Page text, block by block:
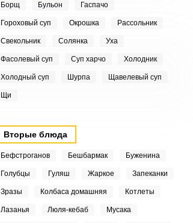
Борщ Бульон Гаспачо
Гороховый суп Окрошка Рассольник
Свекольник Солянка Уха
Фасолевый суп Суп харчо Холодник
Холодный суп Шурпа Щавелевый суп
Щи
Вторые блюда
Бефстроганов Бешбармак Буженина
Голубцы Гуляш Жаркое Запеканки
Зразы Колбаса домашняя Котлеты
Лазанья Люля-кебаб Мусака